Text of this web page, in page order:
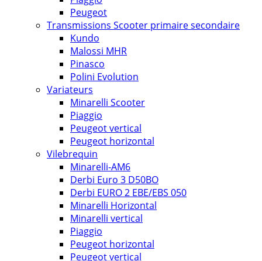
Peugeot
Transmissions Scooter primaire secondaire
Kundo
Malossi MHR
Pinasco
Polini Evolution
Variateurs
Minarelli Scooter
Piaggio
Peugeot vertical
Peugeot horizontal
Vilebrequin
Minarelli-AM6
Derbi Euro 3 D50BO
Derbi EURO 2 EBE/EBS 050
Minarelli Horizontal
Minarelli vertical
Piaggio
Peugeot horizontal
Peugeot vertical